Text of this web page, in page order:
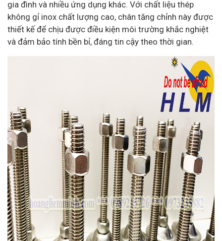
gia đình và nhiều ứng dụng khác. Với chất liệu thép
không gỉ inox chất lượng cao, chân tăng chỉnh này được
thiết kế để chịu được điều kiện môi trường khắc nghiệt
và đảm bảo tính bền bỉ, đáng tin cậy theo thời gian.